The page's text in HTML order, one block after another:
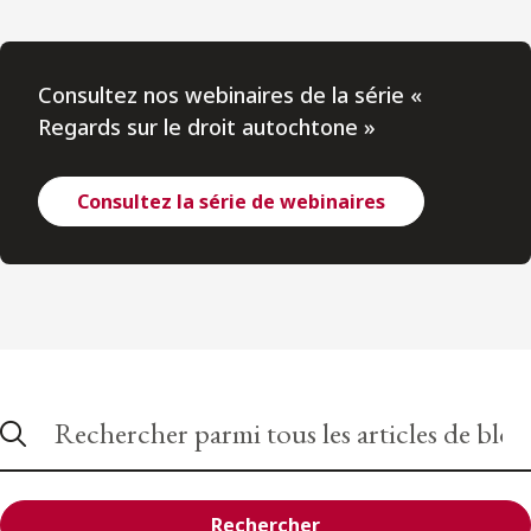
Consultez nos webinaires de la série «
Regards sur le droit autochtone »
Consultez la série de webinaires
Rechercher